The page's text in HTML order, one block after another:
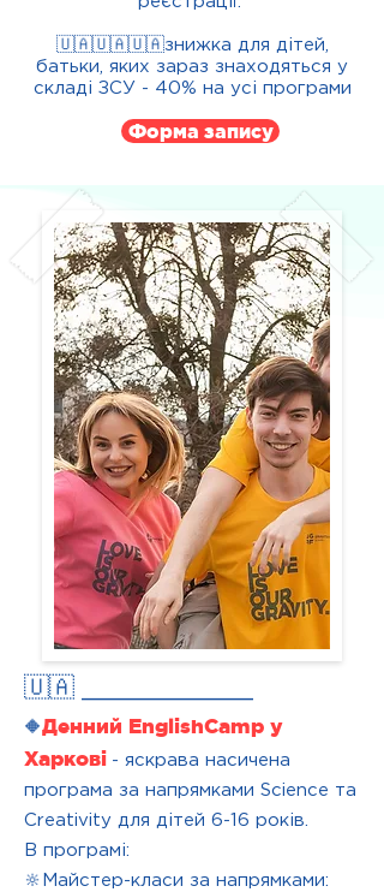
🇺🇦🇺🇦🇺🇦знижка для дітей,
батьки, яких зараз знаходяться у
складі ЗСУ - 40% на усі програми
Форма запису
🇺🇦 ___________
🔶Денний EnglishCamp у
Харкові - яскрава насичена
програма за напрямками Science та
Creativity для дітей 6-16 років.
В програмі:
🔆Майстер-класи за напрямками: